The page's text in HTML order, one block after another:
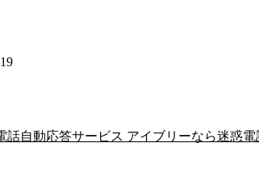
自動応答サービス アイブリーなら迷惑電